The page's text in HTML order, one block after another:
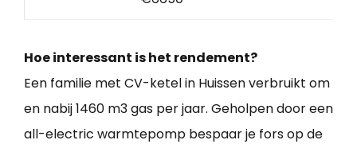
Hoe interessant is het rendement?
Een familie met CV-ketel in Huissen verbruikt om
en nabij 1460 m3 gas per jaar. Geholpen door een
all-electric warmtepomp bespaar je fors op de